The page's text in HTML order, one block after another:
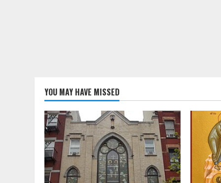
YOU MAY HAVE MISSED